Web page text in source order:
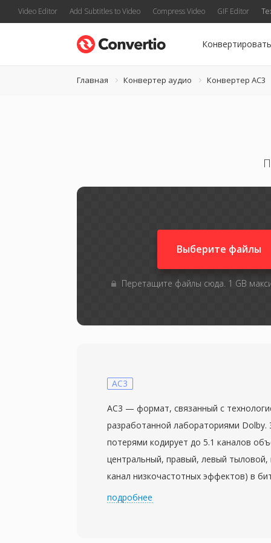
Video Editor Add Subtitles to Video Compress Video GIF Editor
Конвертировать
Главная Конвертер аудио Конвертер AC3
Выберите файлы
Перетащите файлы сюда. 1 GB
AC3
AC3 — формат, связанный с
разработанной лабораториями
потерями кодирует до 5.1 каналов
центральный, правый, левый
канал низкочастотных эффектов) в
типичным диапазоном от 192 до 640
подробнее